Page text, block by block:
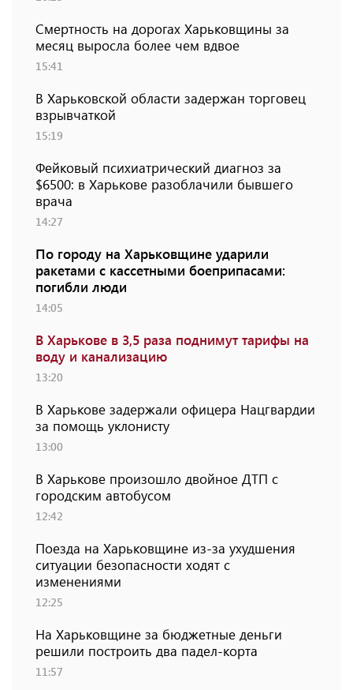
Смертность на дорогах Харьковщины за
месяц выросла более чем вдвое
15:41
В Харьковской области задержан торговец
взрывчаткой
15:19
Фейковый психиатрический диагноз за
$6500: в Харькове разоблачили бывшего
врача
14:27
По городу на Харьковщине ударили
ракетами с кассетными боеприпасами:
погибли люди
14:05
В Харькове в 3,5 раза поднимут тарифы на
воду и канализацию
13:20
В Харькове задержали офицера Нацгвардии
за помощь уклонисту
13:00
В Харькове произошло двойное ДТП с
городским автобусом
12:42
Поезда на Харьковщине из-за ухудшения
ситуации безопасности ходят с
изменениями
12:25
На Харьковщине за бюджетные деньги
решили построить два падел-корта
11:57